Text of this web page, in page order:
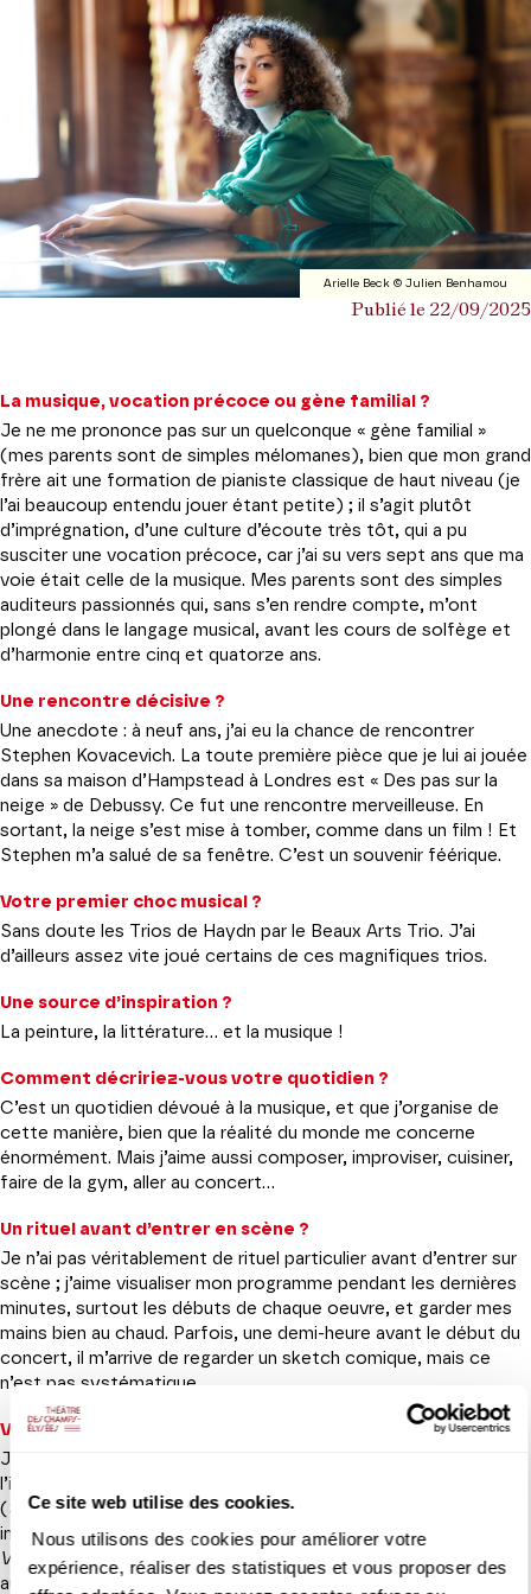
Ce site web utilise des cookies.
Nous utilisons des cookies pour améliorer votre
expérience, réaliser des statistiques et vous proposer des
Arielle Beck © Julien Benhamou
Publié le 22/09/2025
La musique, vocation précoce ou gène familial ?
Je ne me prononce pas sur un quelconque « gène familial »
(mes parents sont de simples mélomanes), bien que mon grand
frère ait une formation de pianiste classique de haut niveau (je
l’ai beaucoup entendu jouer étant petite) ; il s’agit plutôt
d’imprégnation, d’une culture d’écoute très tôt, qui a pu
susciter une vocation précoce, car j’ai su vers sept ans que ma
voie était celle de la musique. Mes parents sont des simples
auditeurs passionnés qui, sans s’en rendre compte, m’ont
plongé dans le langage musical, avant les cours de solfège et
d’harmonie entre cinq et quatorze ans.
Une rencontre décisive ?
Une anecdote : à neuf ans, j’ai eu la chance de rencontrer
Stephen Kovacevich. La toute première pièce que je lui ai jouée
dans sa maison d’Hampstead à Londres est « Des pas sur la
neige » de Debussy. Ce fut une rencontre merveilleuse. En
sortant, la neige s’est mise à tomber, comme dans un film ! Et
Stephen m’a salué de sa fenêtre. C’est un souvenir féérique.
Votre premier choc musical ?
Sans doute les Trios de Haydn par le Beaux Arts Trio. J’ai
d’ailleurs assez vite joué certains de ces magnifiques trios.
Une source d’inspiration ?
La peinture, la littérature… et la musique !
Comment décririez-vous votre quotidien ?
C’est un quotidien dévoué à la musique, et que j’organise de
cette manière, bien que la réalité du monde me concerne
énormément. Mais j’aime aussi composer, improviser, cuisiner,
faire de la gym, aller au concert…
Un rituel avant d’entrer en scène ?
Je n’ai pas véritablement de rituel particulier avant d’entrer sur
scène ; j’aime visualiser mon programme pendant les dernières
minutes, surtout les débuts de chaque oeuvre, et garder mes
mains bien au chaud. Parfois, une demi-heure avant le début du
concert, il m’arrive de regarder un sketch comique, mais ce
n’est pas systématique.
Votre répertoire de prédilection ?
J’aime toutes sortes de répertoire, même si je joue pour
l’instant beaucoup d’œuvres classiques et romantiques
(Schumann, en particulier, qui occupe une place très
importante dans mon cœur). Dans mes projets, il y a les
Visions fugitives et le Premier Concerto de Prokofiev, mais
aussi
Iberia